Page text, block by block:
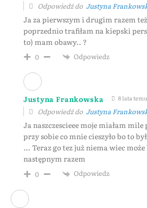
Odpowiedź do Justyna
Ja za pierwszym i drugim razem
poprzednio trafiłam na kiepski
to) mam obawy.. ?
0 Odpowiedz
Justyna Frankowska 8 lata temu
Odpowiedź do Justyna
Ja naszczescieee moje miałam
przy sobie co mnie cieszyło bo to
… Teraz go tez już niema wiec
następnym razem
0 Odpowiedz